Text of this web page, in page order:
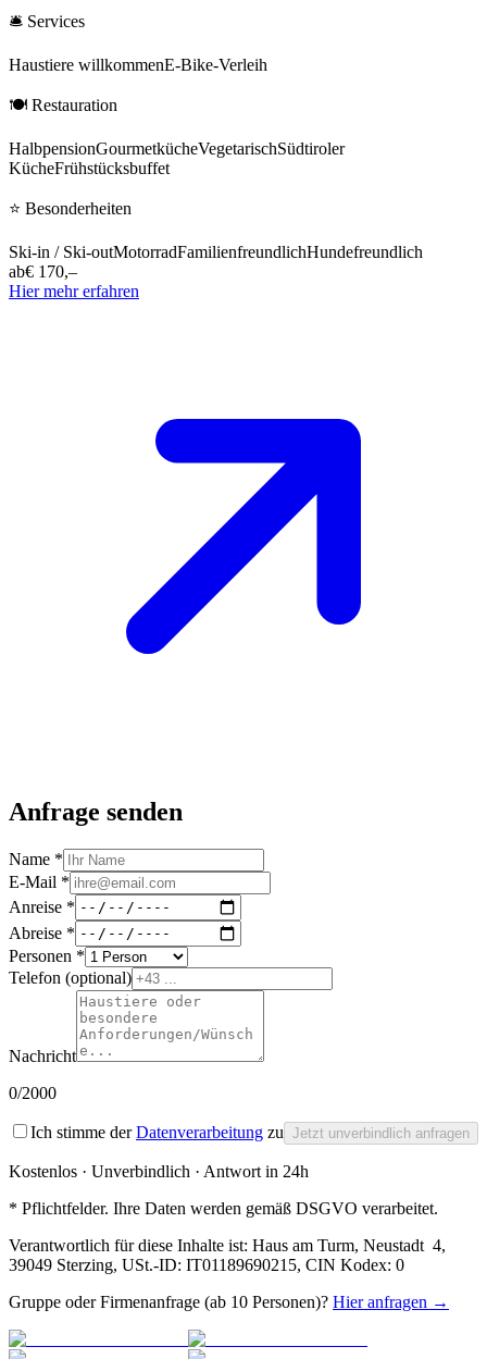
🛎 Services
Haustiere willkommenE-Bike-Verleih
🍽 Restauration
HalbpensionGourmetkücheVegetarischSüdtiroler
KücheFrühstücksbuffet
⭐ Besonderheiten
Ski-in / Ski-outMotorradFamilienfreundlichHundefreundlich
ab€ 170,–
Hier mehr erfahren
Anfrage senden
Name *
E-Mail *
Anreise *
Abreise *
Personen *
Telefon (optional)
Nachricht
0/2000
Ich stimme der Datenverarbeitung zu Jetzt unverbindlich anfragen
Kostenlos · Unverbindlich · Antwort in 24h
* Pflichtfelder. Ihre Daten werden gemäß DSGVO verarbeitet.
Verantwortlich für diese Inhalte ist: Haus am Turm, Neustadt 4,
39049 Sterzing, USt.-ID: IT01189690215, CIN Kodex: 0
Gruppe oder Firmenanfrage (ab 10 Personen)? Hier anfragen →